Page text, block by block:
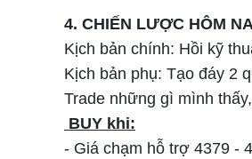
4. CHIẾN LƯỢC HÔM
Kịch bản chính: Hồi kỹ
Kịch bản phụ: Tạo đáy 2
Trade những gì mình
BUY khi:
- Giá chạm hỗ trợ 4379 -